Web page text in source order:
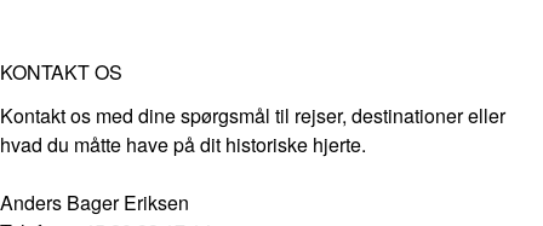
KONTAKT OS
Kontakt os med dine spørgsmål til rejser, destinationer eller
hvad du måtte have på dit historiske hjerte.
Anders Bager Eriksen